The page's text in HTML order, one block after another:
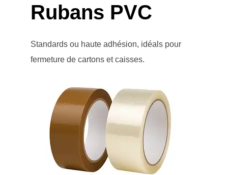
Rubans PVC
Standards ou haute adhésion, idéals pour
fermeture de cartons et caisses.